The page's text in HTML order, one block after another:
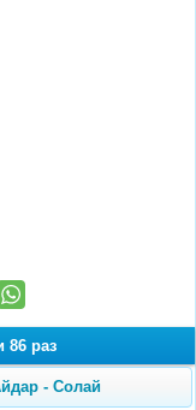
86 раз
- Солай